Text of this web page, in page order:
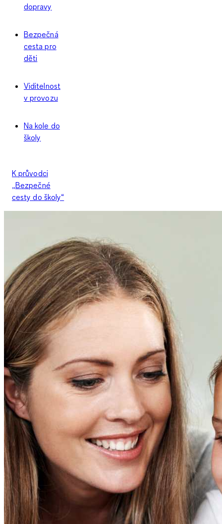
dopravy
Bezpečná
cesta pro
děti
Viditelnost
v provozu
Na kole do
školy
K průvodci
„Bezpečné
cesty do školy“